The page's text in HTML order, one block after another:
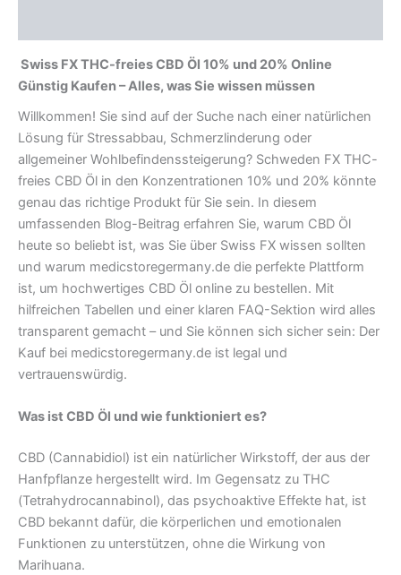
Swiss FX THC-freies CBD Öl 10% und 20% Online
Günstig Kaufen – Alles, was Sie wissen müssen
Willkommen! Sie sind auf der Suche nach einer natürlichen
Lösung für Stressabbau, Schmerzlinderung oder
allgemeiner Wohlbefindenssteigerung? Schweden FX THC-
freies CBD Öl in den Konzentrationen 10% und 20% könnte
genau das richtige Produkt für Sie sein. In diesem
umfassenden Blog-Beitrag erfahren Sie, warum CBD Öl
heute so beliebt ist, was Sie über Swiss FX wissen sollten
und warum medicstoregermany.de die perfekte Plattform
ist, um hochwertiges CBD Öl online zu bestellen. Mit
hilfreichen Tabellen und einer klaren FAQ-Sektion wird alles
transparent gemacht – und Sie können sich sicher sein: Der
Kauf bei medicstoregermany.de ist legal und
vertrauenswürdig.
Was ist CBD Öl und wie funktioniert es?
CBD (Cannabidiol) ist ein natürlicher Wirkstoff, der aus der
Hanfpflanze hergestellt wird. Im Gegensatz zu THC
(Tetrahydrocannabinol), das psychoaktive Effekte hat, ist
CBD bekannt dafür, die körperlichen und emotionalen
Funktionen zu unterstützen, ohne die Wirkung von
Marihuana.